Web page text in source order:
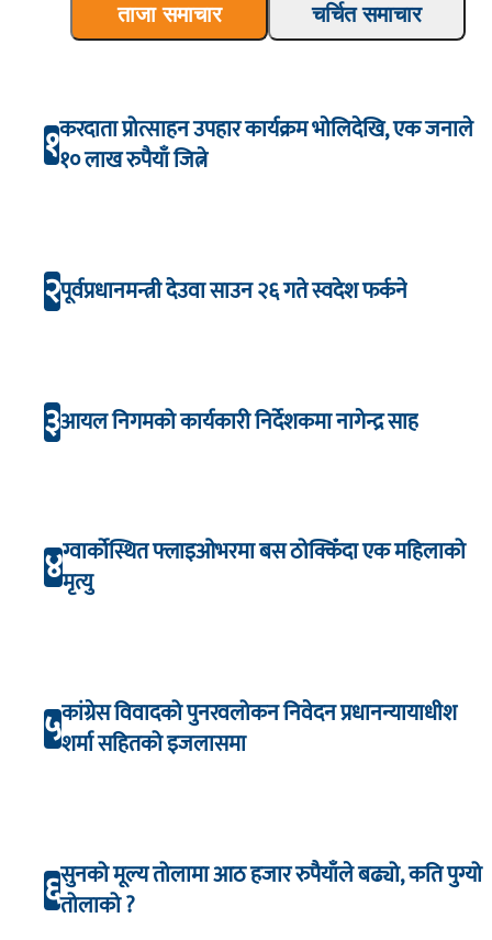
ताजा समाचार चर्चित समाचार
१करदाता प्रोत्साहन उपहार कार्यक्रम भाेलिदेखि, एक जनाले
१० लाख रुपैयाँ जित्ने
२पूर्वप्रधानमन्त्री देउवा साउन २६ गते स्वदेश फर्कने
३आयल निगमको कार्यकारी निर्देशकमा नागेन्द्र साह
४ग्वार्कोस्थित फ्लाइओभरमा बस ठोक्किँदा एक महिलाको
मृत्यु
५कांग्रेस विवादको पुनरवलोकन निवेदन प्रधानन्यायाधीश
शर्मा सहितको इजलासमा
६सुनको मूल्य तोलामा आठ हजार रुपैयाँले बढ्यो, कति पुग्यो
तोलाको ?